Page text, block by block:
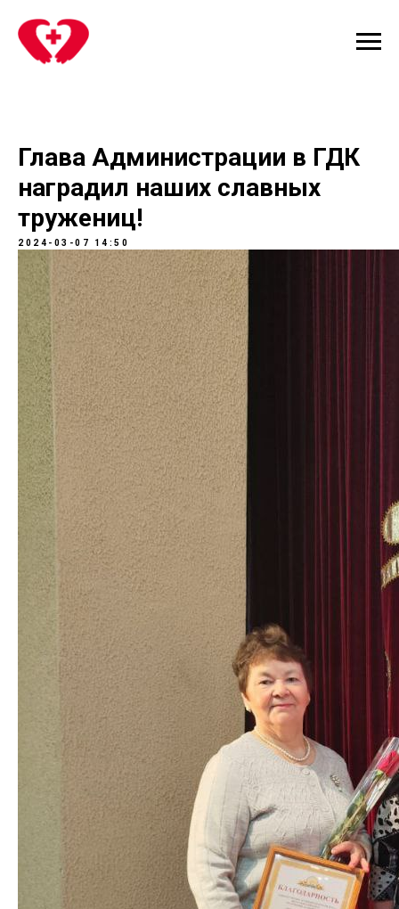
Глава Администрации в ГДК
наградил наших славных
тружениц!
2024-03-07 14:50